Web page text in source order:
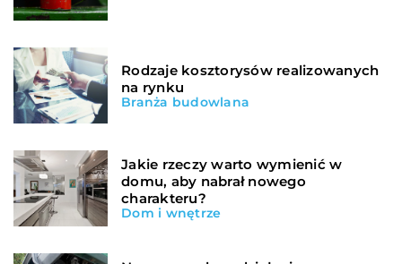
Rodzaje kosztorysów realizowanych
na rynku
Branża budowlana
Jakie rzeczy warto wymienić w
domu, aby nabrał nowego
charakteru?
Dom i wnętrze